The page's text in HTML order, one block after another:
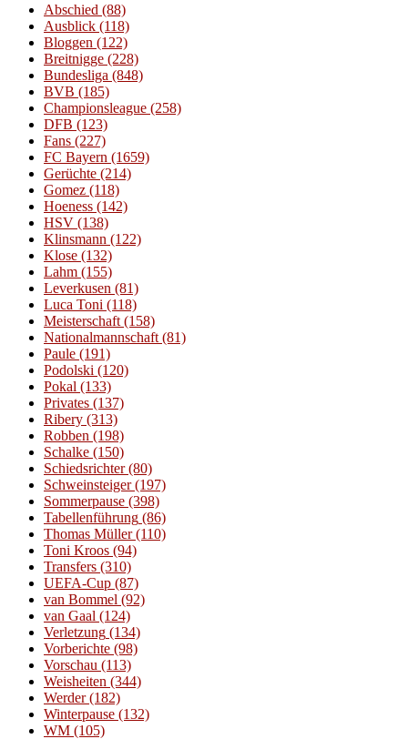
Abschied (88)
Ausblick (118)
Bloggen (122)
Breitnigge (228)
Bundesliga (848)
BVB (185)
Championsleague (258)
DFB (123)
Fans (227)
FC Bayern (1659)
Gerüchte (214)
Gomez (118)
Hoeness (142)
HSV (138)
Klinsmann (122)
Klose (132)
Lahm (155)
Leverkusen (81)
Luca Toni (118)
Meisterschaft (158)
Nationalmannschaft (81)
Paule (191)
Podolski (120)
Pokal (133)
Privates (137)
Ribery (313)
Robben (198)
Schalke (150)
Schiedsrichter(80)
Schweinsteiger(197)
Sommerpause (398)
Tabellenführung (86)
Thomas Müller(110)
Toni Kroos (94)
Transfers (310)
UEFA-Cup (87)
van Bommel (92)
van Gaal (124)
Verletzung (134)
Vorberichte (98)
Vorschau (113)
Weisheiten (344)
Werder(182)
Winterpause (132)
WM (105)